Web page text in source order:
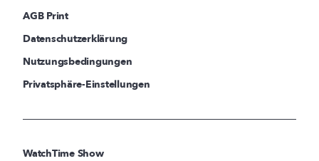
AGB Print
Datenschutzerklärung
Nutzungsbedingungen
Privatsphäre-Einstellungen
WatchTime Show